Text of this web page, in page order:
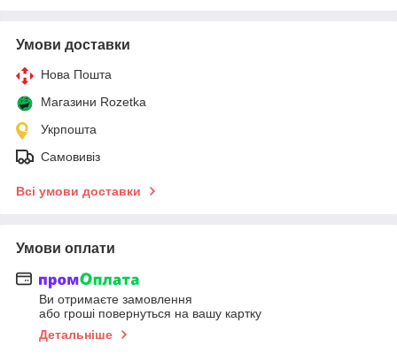
Умови доставки
Нова Пошта
Магазини Rozetka
Укрпошта
Самовивіз
Всі умови доставки
Умови оплати
Ви отримаєте замовлення
або гроші повернуться на вашу картку
Детальніше